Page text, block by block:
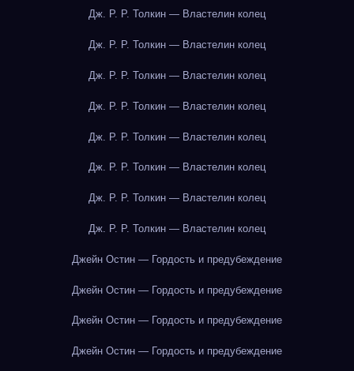
Дж. Р. Р. Толкин — Властелин колец
Дж. Р. Р. Толкин — Властелин колец
Дж. Р. Р. Толкин — Властелин колец
Дж. Р. Р. Толкин — Властелин колец
Дж. Р. Р. Толкин — Властелин колец
Дж. Р. Р. Толкин — Властелин колец
Дж. Р. Р. Толкин — Властелин колец
Дж. Р. Р. Толкин — Властелин колец
Джейн Остин — Гордость и предубеждение
Джейн Остин — Гордость и предубеждение
Джейн Остин — Гордость и предубеждение
Джейн Остин — Гордость и предубеждение